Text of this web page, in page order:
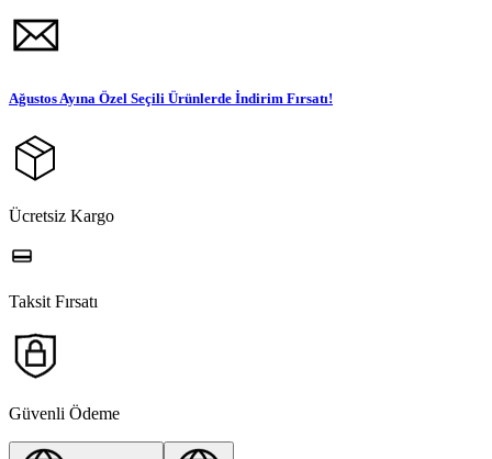
Ağustos Ayına Özel Seçili Ürünlerde İndirim Fırsatı!
Ücretsiz Kargo
Taksit Fırsatı
Güvenli Ödeme